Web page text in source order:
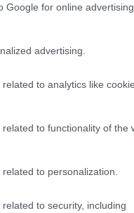
Google for online advertising
advertising.
to analytics like
to functionality of the
to personalization.
to security, including
foto